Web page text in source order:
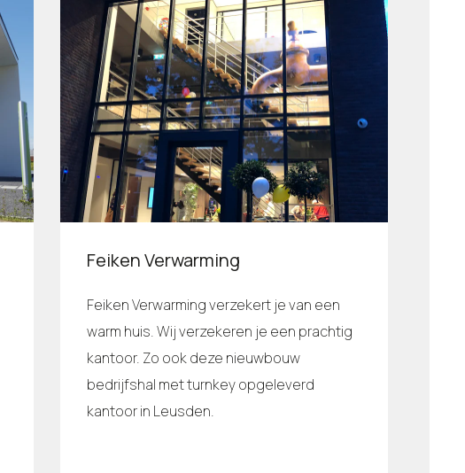
Feiken Verwarming
Feiken Verwarming verzekert je van een
warm huis. Wij verzekeren je een prachtig
kantoor. Zo ook deze nieuwbouw
bedrijfshal met turnkey opgeleverd
kantoor in Leusden.